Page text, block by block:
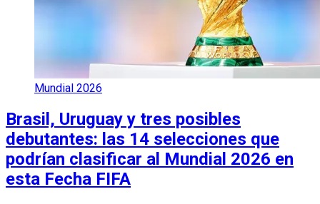
Mundial 2026
Brasil, Uruguay y tres posibles
debutantes: las 14 selecciones que
podrían clasificar al Mundial 2026 en
esta Fecha FIFA